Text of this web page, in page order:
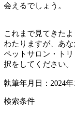
会えるでしょう。
これまで見てきた
わたりますが、あ
ペットサロン・ト
択をしてください。
執筆年月日：2024年
検索条件